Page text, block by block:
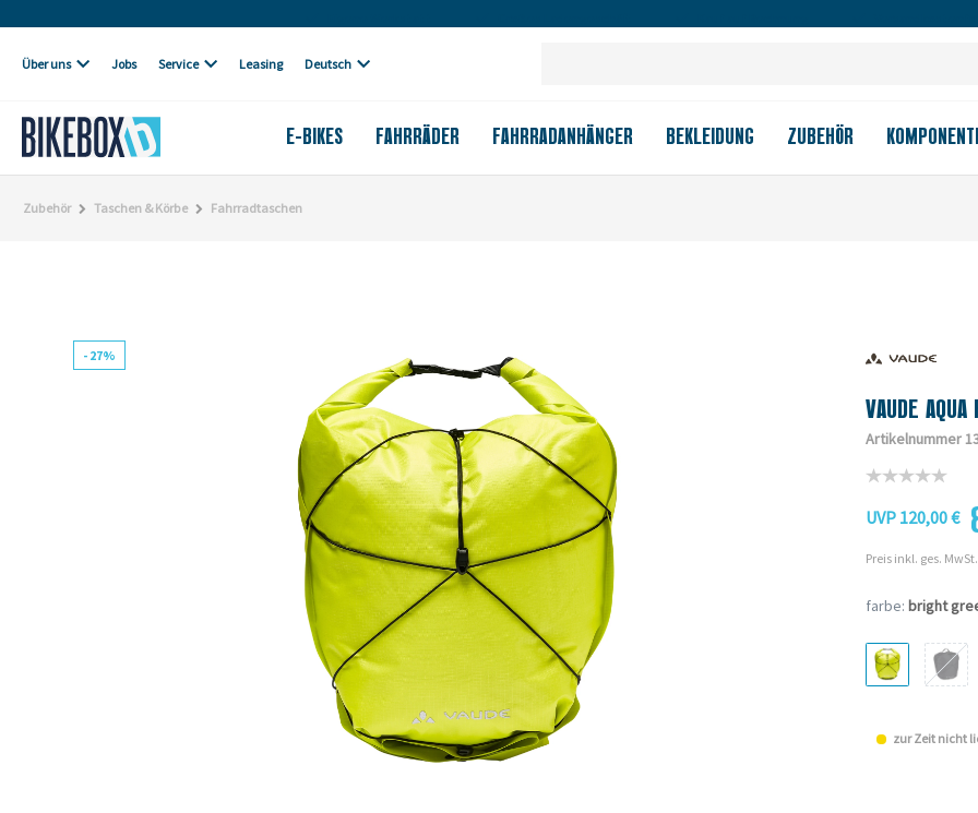
Über uns Jobs Service Leasing Deutsch
E-BIKES FAHRRÄDER BEKLEIDUNG ZUBEHÖR
FAHRRADANHÄNGER
Zubehör Taschen & Körbe Fahrradtaschen
- 27%
VAUDE AQUA
Artikelnummer
UVP 120,00 €
Preis inkl. ges.
farbe: bright
zur Zeit nicht